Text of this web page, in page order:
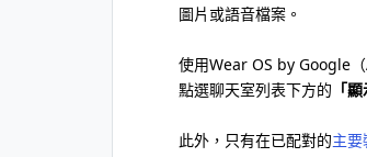
圖片或語音檔案。
使用Wear OS by Google
點選聊天室列表下方的 「
此外，只有在已配對的主要